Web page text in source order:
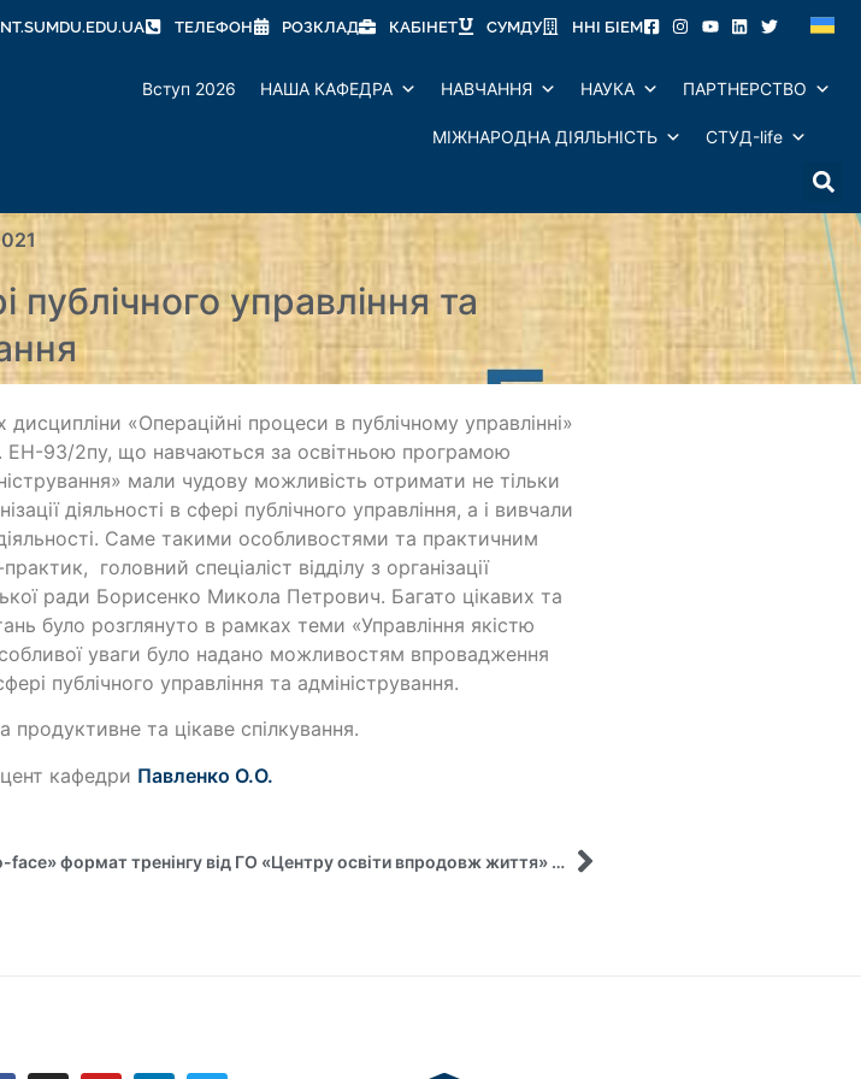
ТЕЛЕФОН РОЗКЛАД КАБІНЕТ СУМДУ ННІ БІЕМ
Вступ 2026 НАША КАФЕДРА НАВЧАННЯ НАУКА ПАРТНЕРСТВО
МІЖНАРОДНА ДІЯЛЬНІСТЬ СТУД-life
управління та
«Операційні процеси в публічному управлінні»
ЕН-93/2пу, що навчаються за освітньою програмою
мали чудову можливість отримати не тільки
діяльності в сфері публічного управління, а і вивчали
Саме такими особливостями та практичним
головний спеціаліст відділу з організації
ради Борисенко Микола Петрович. Багато цікавих та
було розглянуто в рамках теми «Управління якістю
уваги було надано можливостям впровадження
публічного управління та адміністрування.
та цікаве спілкування.
кафедри Павленко О.О.
«Face-to-face» формат тренінгу від ГО «Центру освіти впродовж життя» разом з викладачами кафедри управління імені Олега Балацького